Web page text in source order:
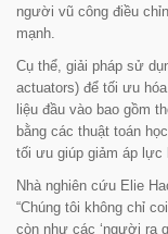
người vũ công điều
mạnh.
Cụ thể, giải pháp sử
actuators) để tối ưu
liệu đầu vào bao gồm
bằng các thuật toán
tối ưu giúp giảm áp lực
Nhà nghiên cứu Elie
“Chúng tôi không chỉ
còn như các ‘người ra